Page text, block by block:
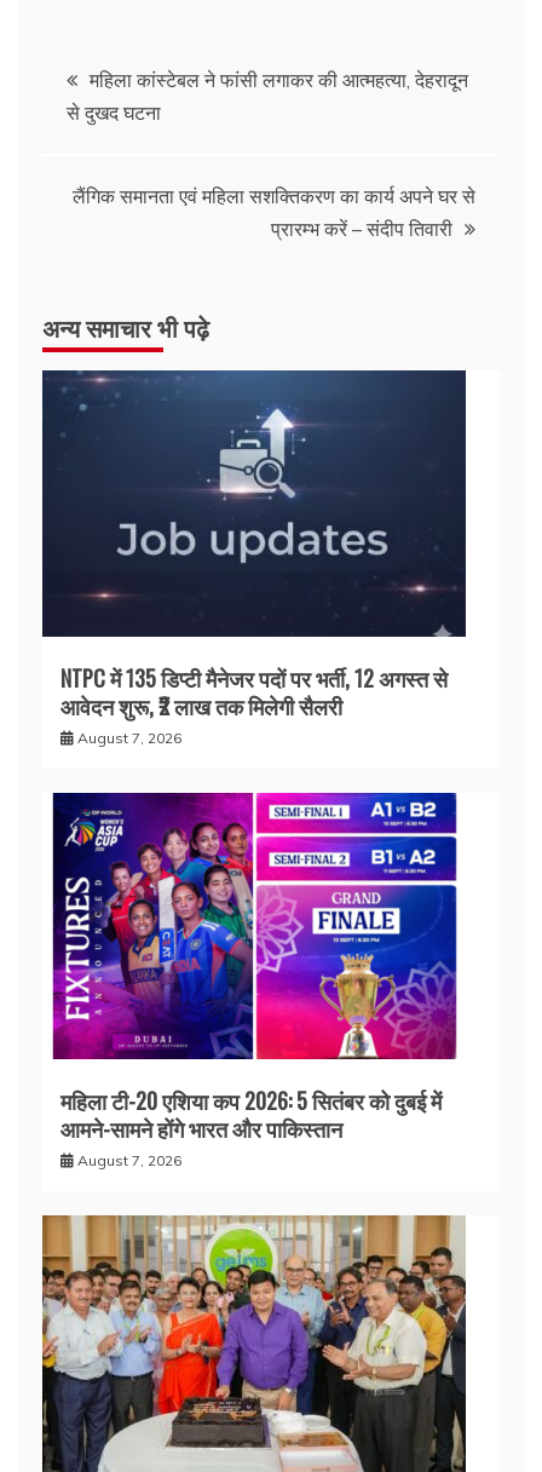
महिला कांस्टेबल ने फांसी लगाकर की आत्महत्या, देहरादून
से दुखद घटना
लैंगिक समानता एवं महिला सशक्तिकरण का कार्य अपने घर से
प्रारम्भ करें – संदीप तिवारी
अन्य समाचार भी पढ़े
NTPC में 135 डिप्टी मैनेजर पदों पर भर्ती, 12 अगस्त से
आवेदन शुरू, ₹2 लाख तक मिलेगी सैलरी
August 7, 2026
महिला टी-20 एशिया कप 2026: 5 सितंबर को दुबई में
आमने-सामने होंगे भारत और पाकिस्तान
August 7, 2026